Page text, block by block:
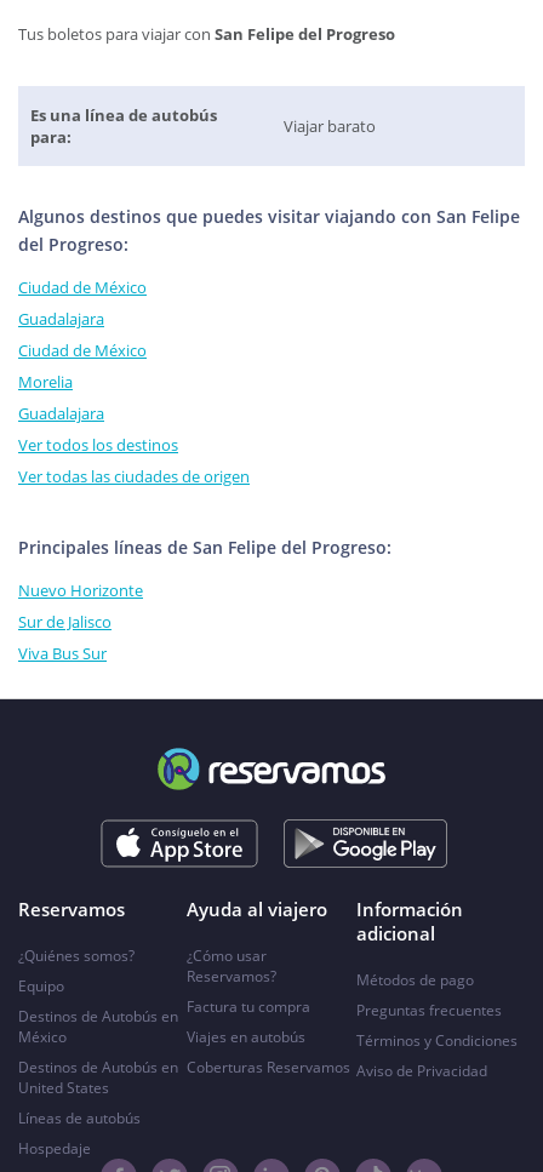
Tus boletos para viajar con San Felipe del Progreso
Es una línea de autobús
para:
Viajar barato
Algunos destinos que puedes visitar viajando con San Felipe
del Progreso:
Ciudad de México
Guadalajara
Ciudad de México
Morelia
Guadalajara
Ver todos los destinos
Ver todas las ciudades de origen
Principales líneas de San Felipe del Progreso:
Nuevo Horizonte
Sur de Jalisco
Viva Bus Sur
Reservamos
¿Quiénes somos?
Equipo
Destinos de Autobús en
México
Destinos de Autobús en
United States
Líneas de autobús
Hospedaje
Ayuda al viajero
¿Cómo usar
Reservamos?
Factura tu compra
Viajes en autobús
Coberturas Reservamos
Información
adicional
Métodos de pago
Preguntas frecuentes
Términos y Condiciones
Aviso de Privacidad